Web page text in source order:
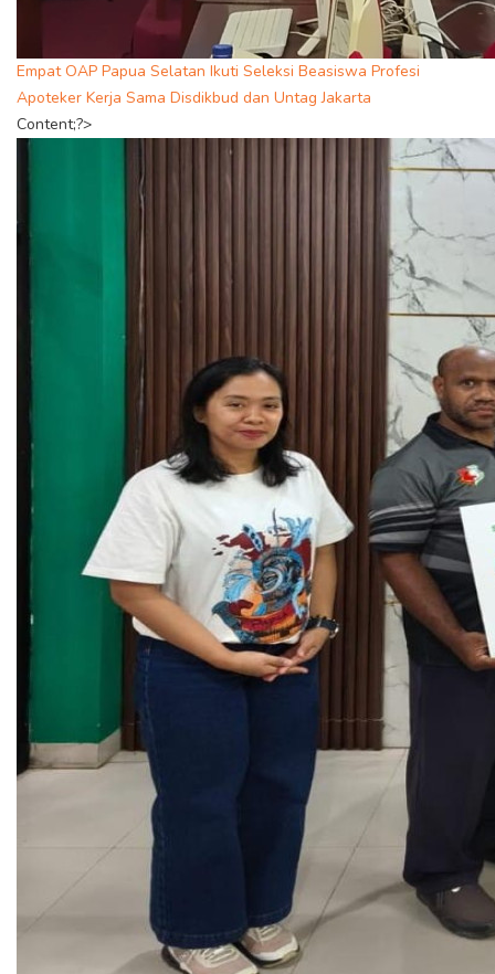
Empat OAP Papua Selatan Ikuti Seleksi Beasiswa Profesi
Apoteker Kerja Sama Disdikbud dan Untag Jakarta
Content;?>